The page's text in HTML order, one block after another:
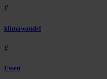
#
klimawandel
#
Essen